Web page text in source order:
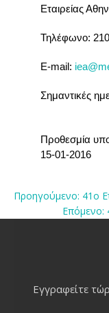
Εταιρείας
Τηλέφωνο:
E-mail:
Σημαντικές
Προθεσμία
15-01-2016
Προηγούμενο: 41ο
Επόμενο:
Εγγραφείτε